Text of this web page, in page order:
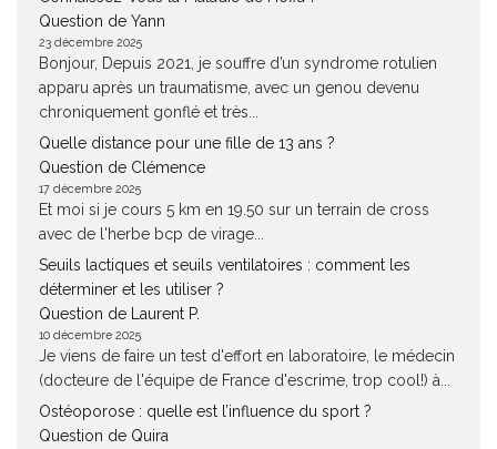
Question de Yann
23 décembre 2025
Bonjour, Depuis 2021, je souffre d’un syndrome rotulien
apparu après un traumatisme, avec un genou devenu
chroniquement gonflé et très...
Quelle distance pour une fille de 13 ans ?
Question de Clémence
17 décembre 2025
Et moi si je cours 5 km en 19.50 sur un terrain de cross
avec de l'herbe bcp de virage...
Seuils lactiques et seuils ventilatoires : comment les
déterminer et les utiliser ?
Question de Laurent P.
10 décembre 2025
Je viens de faire un test d'effort en laboratoire, le médecin
(docteure de l'équipe de France d'escrime, trop cool!) à...
Ostéoporose : quelle est l’influence du sport ?
Question de Quira